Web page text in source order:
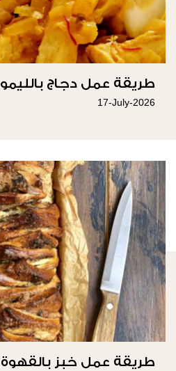
طريقة عمل دجاج
17-July-2026